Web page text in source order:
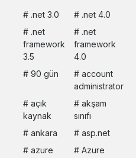
.net 3.0
.net 4.0
.net
framework
3.5
.net
framework
4.0
90 gün
account
administrator
açık
kaynak
akşam
sınıfı
ankara
asp.net
azure
Azure